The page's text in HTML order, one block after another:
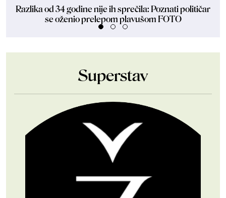
Razlika od 34 godine nije ih sprečila: Poznati političar
se oženio prelepom plavušom FOTO
Superstav